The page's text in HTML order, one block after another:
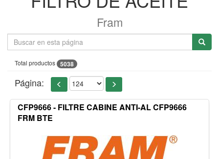
Fram
Total productos 5038
Página:
CFP9666 - FILTRE CABINE ANTI-AL CFP9666
FRM BTE